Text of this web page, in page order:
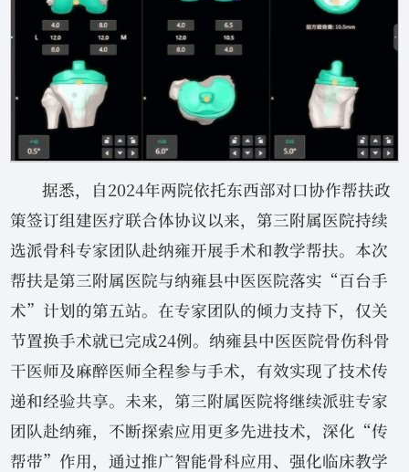
据悉，自2024年两院依托东西部对口协作帮扶政
策签订组建医疗联合体协议以来，第三附属医院持续
选派骨科专家团队赴纳雍开展手术和教学帮扶。本次
帮扶是第三附属医院与纳雍县中医医院落实“百台手
术”计划的第五站。在专家团队的倾力支持下，仅关
节置换手术就已完成24例。纳雍县中医医院骨伤科骨
干医师及麻醉医师全程参与手术，有效实现了技术传
递和经验共享。未来，第三附属医院将继续派驻专家
团队赴纳雍，不断探索应用更多先进技术，深化“传
帮带”作用，通过推广智能骨科应用、强化临床教学